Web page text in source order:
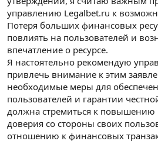
управлению Legalbet.ru к
Потеря больших финансовых
повлиять на пользователей и
впечатление о ресурсе.
Я настоятельно рекомендую
привлечь внимание к этим
необходимые меры для
пользователей и гарантии
должна стремиться к повышению
доверия со стороны своих
отношению к финансовых